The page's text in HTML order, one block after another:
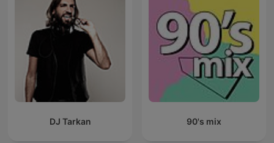
DJ Tarkan 90's mix